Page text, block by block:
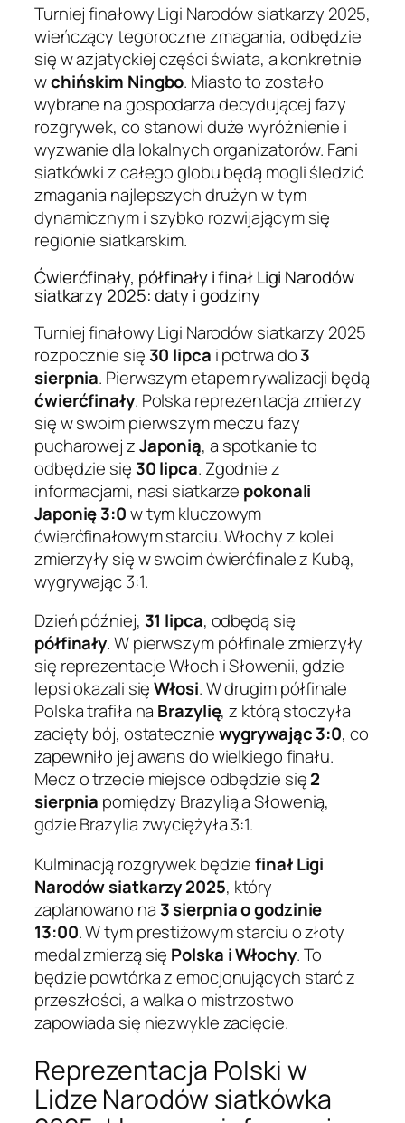
Turniej finałowy Ligi Narodów siatkarzy 2025,
wieńczący tegoroczne zmagania, odbędzie
się w azjatyckiej części świata, a konkretnie
wchińskim Ningbo. Miasto to zostało
wybrane na gospodarza decydującej fazy
rozgrywek, co stanowi duże wyróżnienie i
wyzwanie dla lokalnych organizatorów. Fani
siatkówki z całego globu będą mogli śledzić
zmagania najlepszych drużyn w tym
dynamicznym i szybko rozwijającym się
regionie siatkarskim.
Ćwierćfinały, półfinały i finał Ligi Narodów
siatkarzy 2025: daty i godziny
Turniej finałowy Ligi Narodów siatkarzy 2025
rozpocznie się 30 lipca i potrwa do3
sierpnia. Pierwszym etapem rywalizacji będą
ćwierćfinały. Polska reprezentacja zmierzy
się w swoim pierwszym meczu fazy
pucharowej zJaponią, a spotkanie to
odbędzie się 30 lipca. Zgodnie z
informacjami, nasi siatkarze pokonali
Japonię 3:0w tym kluczowym
ćwierćfinałowym starciu. Włochy z kolei
zmierzyły się w swoim ćwierćfinale z Kubą,
wygrywając 3:1.
Dzień później, 31 lipca, odbędą się
półfinały. W pierwszym półfinale zmierzyły
się reprezentacje Włoch i Słowenii, gdzie
lepsi okazali sięWłosi. W drugim półfinale
Polska trafiła na Brazylię, z którą stoczyła
zacięty bój, ostateczniewygrywając 3:0, co
zapewniło jej awans do wielkiego finału.
Mecz o trzecie miejsce odbędzie się2
sierpnia pomiędzy Brazylią a Słowenią,
gdzie Brazylia zwyciężyła 3:1.
Kulminacją rozgrywek będziefinał Ligi
Narodów siatkarzy 2025, który
zaplanowano na 3 sierpnia o godzinie
13:00. W tym prestiżowym starciu o złoty
medal zmierzą się Polska i Włochy. To
będzie powtórka z emocjonujących starć z
przeszłości, a walka o mistrzostwo
zapowiada się niezwykle zacięcie.
Reprezentacja Polski w
Lidze Narodów siatkówka